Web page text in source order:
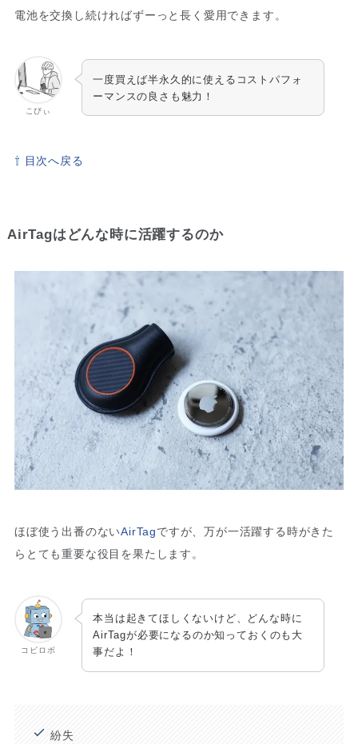
電池を交換し続ければずーっと長く愛用できます。
こびぃ
一度買えば半永久的に使えるコストパフォ
ーマンスの良さも魅力！
⇧ 目次へ戻る
AirTagはどんな時に活躍するのか
ほぼ使う出番のないAirTagですが、万が一活躍する時がきた
らとても重要な役目を果たします。
コビロボ
本当は起きてほしくないけど、どんな時に
AirTagが必要になるのか知っておくのも大
事だよ！
紛失